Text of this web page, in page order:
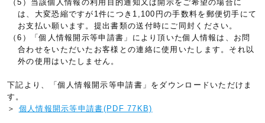
（5）当該個人情報の利用目的通知又は開示をご希望の場合に
は、大変恐縮ですが1件につき1,100円の手数料を郵便切手にて
お支払い願います。提出書類の送付時にご同封ください。
（6）「個人情報開示等申請書」により頂いた個人情報は、お問
合わせをいただいたお客様との連絡に使用いたします。それ以
外の使用はいたしません。
下記より、「個人情報開示等申請書」をダウンロードいただけま
す。
＞ 個人情報開示等申請書(PDF 77KB)